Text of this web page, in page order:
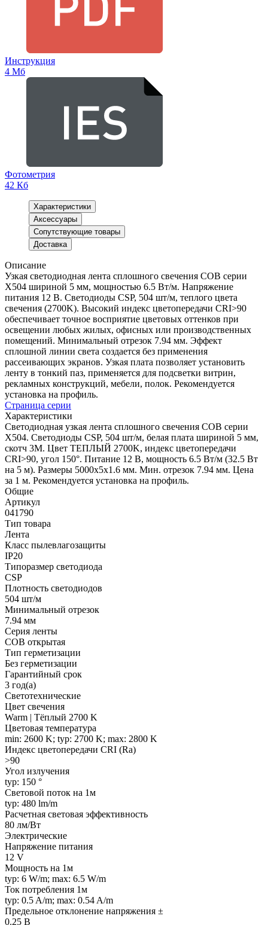
Инструкция
4 Мб
Фотометрия
42 Кб
Характеристики
Аксессуары
Сопутствующие товары
Доставка
Описание
Узкая светодиодная лента сплошного свечения COB серии
X504 шириной 5 мм, мощностью 6.5 Вт/м. Напряжение
питания 12 В. Светодиоды CSP, 504 шт/м, теплого цвета
свечения (2700K). Высокий индекс цветопередачи CRI>90
обеспечивает точное восприятие цветовых оттенков при
освещении любых жилых, офисных или производственных
помещений. Минимальный отрезок 7.94 мм. Эффект
сплошной линии света создается без применения
рассеивающих экранов. Узкая плата позволяет установить
ленту в тонкий паз, применяется для подсветки витрин,
рекламных конструкций, мебели, полок. Рекомендуется
установка на профиль.
Страница серии
Характеристики
Светодиодная узкая лента сплошного свечения COB серии
X504. Светодиоды CSP, 504 шт/м, белая плата шириной 5 мм,
скотч 3M. Цвет ТЕПЛЫЙ 2700K, индекс цветопередачи
CRI>90, угол 150°. Питание 12 В, мощность 6.5 Вт/м (32.5 Вт
на 5 м). Размеры 5000х5х1.6 мм. Мин. отрезок 7.94 мм. Цена
за 1 м. Рекомендуется установка на профиль.
Общие
Артикул
041790
Тип товара
Лента
Класс пылевлагозащиты
IP20
Типоразмер светодиода
CSP
Плотность светодиодов
504 шт/м
Минимальный отрезок
7.94 мм
Серия ленты
COB открытая
Тип герметизации
Без герметизации
Гарантийный срок
3 год(а)
Светотехнические
Цвет свечения
Warm | Тёплый 2700 K
Цветовая температура
min: 2600 K; typ: 2700 K; max: 2800 K
Индекс цветопередачи CRI (Ra)
>90
Угол излучения
typ: 150 °
Световой поток на 1м
typ: 480 lm/m
Расчетная световая эффективность
80 лм/Вт
Электрические
Напряжение питания
12 V
Мощность на 1м
typ: 6 W/m; max: 6.5 W/m
Ток потребления 1м
typ: 0.5 A/m; max: 0.54 A/m
Предельное отклонение напряжения ±
0.25 В